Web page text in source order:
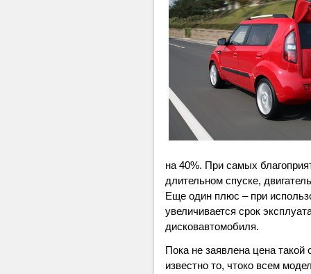
на 40%. При самых
длительном спуске,
Еще один плюс – при
увеличивается срок
дисковавтомобиля.
Пока не заявлена цена
известно то, чтоко всем